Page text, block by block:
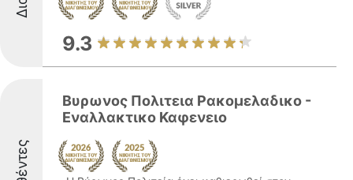
9.3
Βυρωνος Πολιτεια Ρακομελαδικο -
Εναλλακτικο Καφενειο